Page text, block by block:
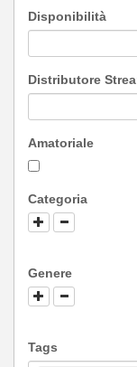
Disponibilità
Distributore
Amatoriale
Categoria
Genere
Tags